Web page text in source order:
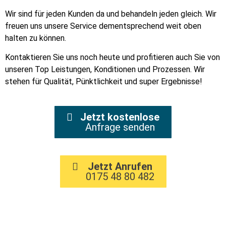
Wir sind für jeden Kunden da und behandeln jeden gleich. Wir
freuen uns unsere Service dementsprechend weit oben
halten zu können.
Kontaktieren Sie uns noch heute und profitieren auch Sie von
unseren Top Leistungen, Konditionen und Prozessen. Wir
stehen für Qualität, Pünktlichkeit und super Ergebnisse!
Jetzt kostenlose
Anfrage senden
Jetzt Anrufen
0175 48 80 482